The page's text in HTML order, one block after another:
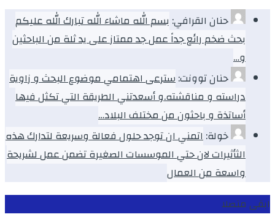
حنان القرافي: بسم الله ماشاء الله تبارك الله عليكم
بحث ضخم رائع جداً عمل جد ممتاز على يد ثلة من الباحثين
و…
حنان توونت:سترعى اهتمامي موضوع البحث و زاوية
دراسته و مناقشته.و أسعدتني الطريقة التي تكثل فيها
أساتذة و باحثون من مختلف البلاد…
خولة:اتمني ان توجد حلول فعالة وسريعة لتدارك هذه
الثأثيرات لان حتي الموسسات الصغيرة تضمن عمل لشريحة
واسعة من العمال
ابقى متصلا